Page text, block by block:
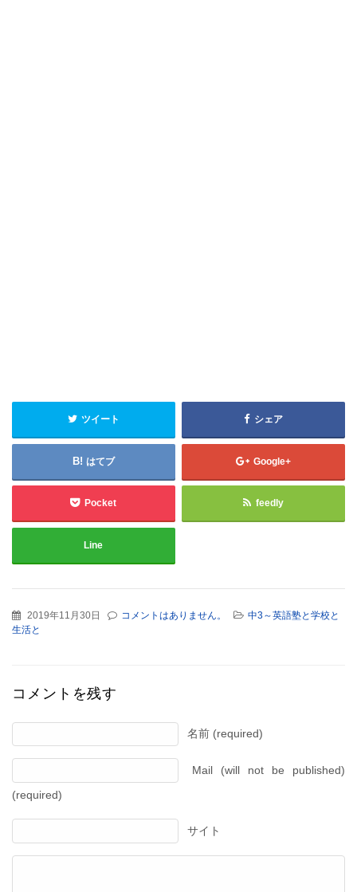
ツイート シェア
はてブ Google+
Pocket feedly
Line
2019年11月30日 コメントはありません。
中3～英語塾と学校と
生活と
コメントを残す
名前 (required)
Mail (will not be published)
(required)
サイト